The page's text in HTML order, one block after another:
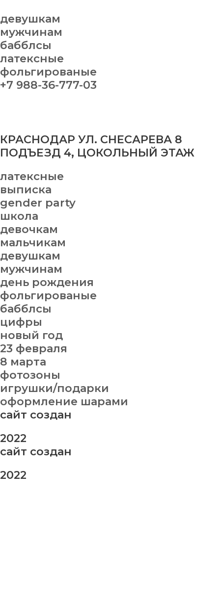
девушкам
мужчинам
бабблсы
латексные
фольгированые
+7 988-36-777-03
КРАСНОДАР УЛ. СНЕСАРЕВА 8
ПОДЪЕЗД 4, ЦОКОЛЬНЫЙ ЭТАЖ
латексные
выписка
gender party
школа
девочкам
мальчикам
девушкам
мужчинам
день рождения
фольгированые
бабблсы
цифры
новый год
23 февраля
8 марта
фотозоны
игрушки/подарки
оформление шарами
сайт создан
2022
сайт создан
2022